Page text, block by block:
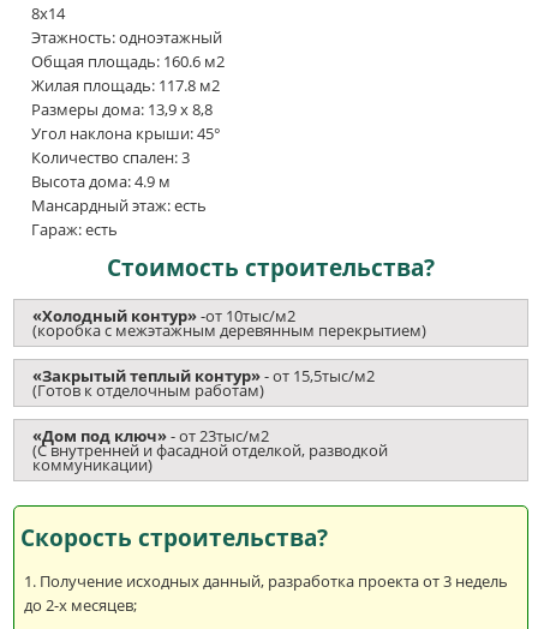
8х14
Этажность: одноэтажный
Общая площадь: 160.6 м2
Жилая площадь: 117.8 м2
Размеры дома: 13,9 x 8,8
Угол наклона крыши: 45°
Количество спален: 3
Высота дома: 4.9 м
Мансардный этаж: есть
Гараж: есть
Стоимость строительства?
«Холодный контур»-от 10тыс/м2
(коробка с межэтажным деревянным перекрытием)
«Закрытый теплый контур»- от 15,5тыс/м2
(Готов к отделочным работам)
«Дом под ключ»- от 23тыс/м2
(С внутренней и фасадной отделкой, разводкой
коммуникации)
Скорость строительства?
Получение исходных данный, разработка проекта от 3 недель
до 2-х месяцев;